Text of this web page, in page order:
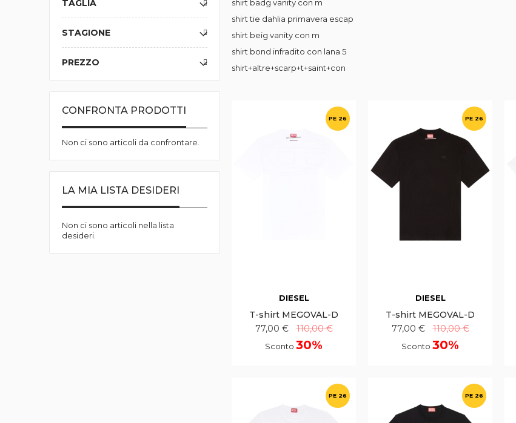
shirt badg vanity con m
shirt tie dahlia primavera escap
shirt beig vanity con m
shirt bond infradito con lana 5
shirt+altre+scarp+t+saint+con
PE 26
DIESEL
T-shirt MEGOVAL-D
77,00 €
110,00 €
Sconto 30%
PE 26
DIESEL
T-shirt MEGOVAL-D
77,00 €
110,00 €
Sconto 30%
PE 26 PE 26
TAGLIA
STAGIONE
PREZZO
CONFRONTA PRODOTTI
Non ci sono articoli da confrontare.
LA MIA LISTA DESIDERI
Non ci sono articoli nella lista
desideri.